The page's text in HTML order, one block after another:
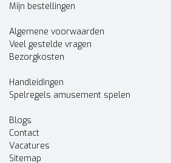
Mijn bestellingen
Algemene voorwaarden
Veel gestelde vragen
Bezorgkosten
Handleidingen
Spelregels amusement spelen
Blogs
Contact
Vacatures
Sitemap